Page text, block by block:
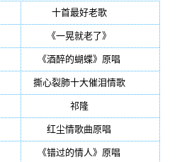
十首最好老歌(300)
《一晃就老了》
《酒醉的蝴蝶》原唱
撕心裂肺十大催泪情歌(195)
祁隆(188)
红尘情歌曲原唱
《错过的情人》原唱